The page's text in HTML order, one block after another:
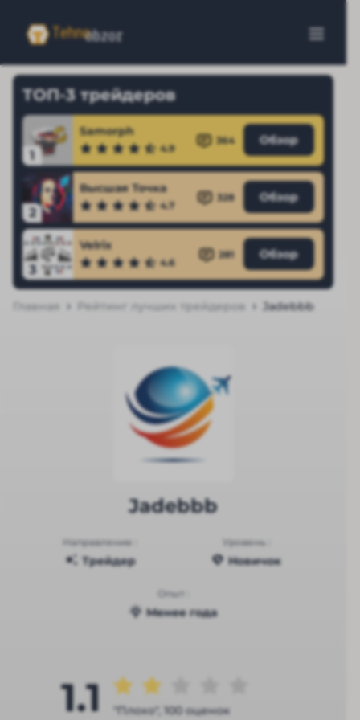
ТОП-3 трейдеров
1
Samorph
4.9
364 Обзор
2
Высшая Точка
4.7
328 Обзор
3
Velrix
4.6
281 Обзор
Главная Рейтинг лучших трейдеров Jadebbb
Jadebbb
Направление :
Трейдер
Уровень :
Новичок
Опыт :
Менее года
1.1 "Плохо", 100 оценок